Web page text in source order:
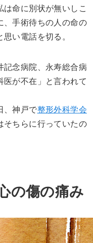
命に別状が無いしこ
、手術待ちの人の命の
い電話を切る。
記念病院、永寿総合病
が不在」と言われて
、神戸で整形外科学会
そちらに行っていたの
の傷の痛み